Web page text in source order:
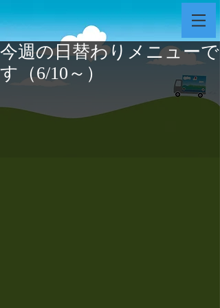
今週の日替わりメニューで
す（6/10～）